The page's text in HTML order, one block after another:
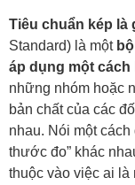
Tiêu chuẩn kép là
Standard) là một
áp dụng một
những nhóm hoặc
bản chất của các
nhau. Nói một
thước đo” khác
thuộc vào việc ai